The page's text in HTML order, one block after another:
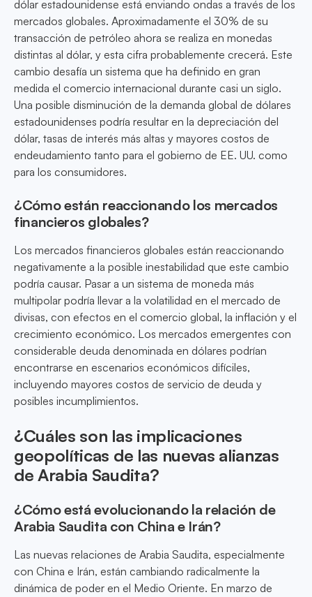
dólar estadounidense está enviando ondas a través de los
mercados globales. Aproximadamente el 30% de su
transacción de petróleo ahora se realiza en monedas
distintas al dólar, y esta cifra probablemente crecerá. Este
cambio desafía un sistema que ha definido en gran
medida el comercio internacional durante casi un siglo.
Una posible disminución de la demanda global de dólares
estadounidenses podría resultar en la depreciación del
dólar, tasas de interés más altas y mayores costos de
endeudamiento tanto para el gobierno de EE. UU. como
para los consumidores.
¿Cómo están reaccionando los mercados
financieros globales?
Los mercados financieros globales están reaccionando
negativamente a la posible inestabilidad que este cambio
podría causar. Pasar a un sistema de moneda más
multipolar podría llevar a la volatilidad en el mercado de
divisas, con efectos en el comercio global, la inflación y el
crecimiento económico. Los mercados emergentes con
considerable deuda denominada en dólares podrían
encontrarse en escenarios económicos difíciles,
incluyendo mayores costos de servicio de deuda y
posibles incumplimientos.
¿Cuáles son las implicaciones
geopolíticas de las nuevas alianzas
de Arabia Saudita?
¿Cómo está evolucionando la relación de
Arabia Saudita con China e Irán?
Las nuevas relaciones de Arabia Saudita, especialmente
con China e Irán, están cambiando radicalmente la
dinámica de poder en el Medio Oriente. En marzo de